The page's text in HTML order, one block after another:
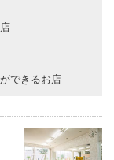
できるお店